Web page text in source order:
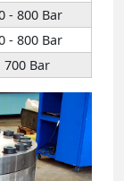
- 800 Bar
- 800 Bar
700 Bar